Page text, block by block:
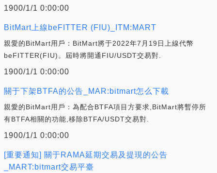
1900/1/1 0:00:00
BitMart上線beFITTER (FIU)_ITM:MART
親愛的BitMart用戶：BitMart將于2022年7月19日上線代幣
beFITTER(FIU)。屆時將開通FIU/USDT交易對.
1900/1/1 0:00:00
關于下架BTFA的公告_MAR:bitmart怎么下載
親愛的BitMart用戶：為配合BTFA項目方要求,BitMart將暫停所
有BTFA相關的功能,移除BTFA/USDT交易對.
1900/1/1 0:00:00
[重要通知] 關于RAMA延期交易及提現的公告
_MART:bitmart交易平臺